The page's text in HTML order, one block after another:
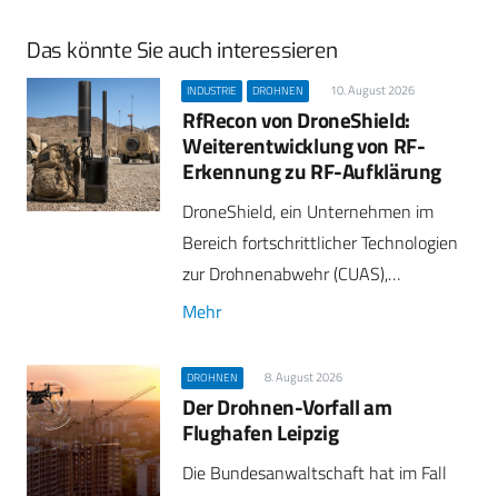
Das könnte Sie auch interessieren
INDUSTRIE DROHNEN 10. August 2026
RfRecon von DroneShield:
Weiterentwicklung von RF-
Erkennung zu RF-Aufklärung
DroneShield, ein Unternehmen im
Bereich fortschrittlicher Technologien
zur Drohnenabwehr (CUAS),…
Mehr
DROHNEN 8. August 2026
Der Drohnen-Vorfall am
Flughafen Leipzig
Die Bundesanwaltschaft hat im Fall